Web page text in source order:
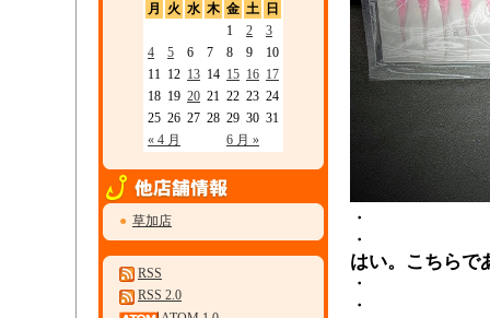
月
火 水 木 金 土 日
« 4 月 6 月 »
1 2
3
4
5 6 7 8 9
10
11 12 13 14 15 16 17
18 19 20 21 22 23 24
25 26 27 28 29 30 31
● 草加店
RSS
RSS 2.0
・
・
はい。こちら
・
・